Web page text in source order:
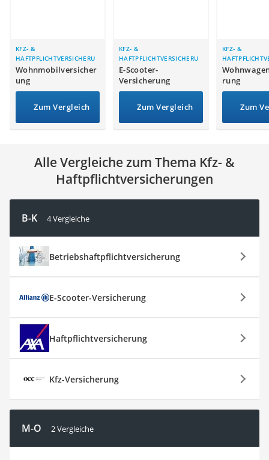
Katzen-Krankenversicherung
Service
KFZ- &
HAFTPFLICHTVERSICHERU
NGEN
Wohnmobilversicher
ung
Zum Vergleich
KFZ- &
HAFTPFLICHTVERSICHERU
NGEN
E-Scooter-
Versicherung
Zum Vergleich
KFZ- &
NGEN
rung
Zum
Alle Vergleiche zum Thema Kfz- &
Haftpflichtversicherungen
B-K 4 Vergleiche
Betriebshaftpflichtversicherung
E-Scooter-Versicherung
Haftpflichtversicherung
Kfz-Versicherung
M-O 2 Vergleiche